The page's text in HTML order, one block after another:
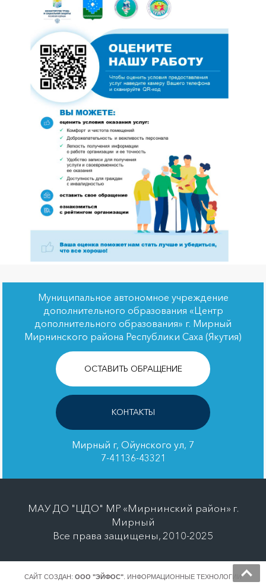
Муниципальное автономное учреждение
дополнительного образования «Центр
дополнительного образования» г. Мирный
Мирнинского района Республики Саха (Якутия)
ОСТАВИТЬ ОБРАЩЕНИЕ
КОНТАКТЫ
Мирный г, Ойунского ул, 7
7-41136-43321
МАУ ДО "ЦДО" МР «Мирнинский район» г.
Мирный
Все права защищены, 2010-2025
САЙТ СОЗДАН: ООО "ЭЙФОС" . ИНФОРМАЦИОННЫЕ ТЕХНОЛОГИИ